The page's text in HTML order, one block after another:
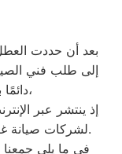
بعد أن حددت
إلى طلب فني
،
إذ ينتشر عبر
لشركات صيانة غير معروفة، ما قد يعرضك لعمليات النصب.
في ما يلي جمعنا